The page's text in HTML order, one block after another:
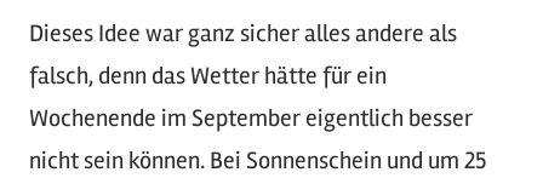
Dieses Idee war ganz sicher alles andere als
falsch, denn das Wetter hätte für ein
Wochenende im September eigentlich besser
nicht sein können. Bei Sonnenschein und um 25